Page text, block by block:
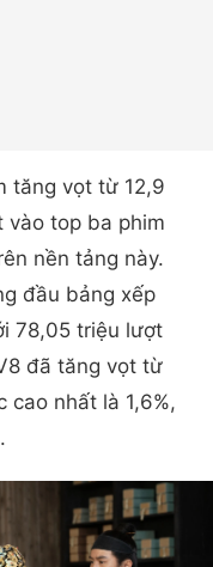
tăng vọt từ 12,9
vào top ba phim
nền tảng này.
đầu bảng xếp
78,05 triệu lượt
đã tăng vọt từ
cao nhất là 1,6%,